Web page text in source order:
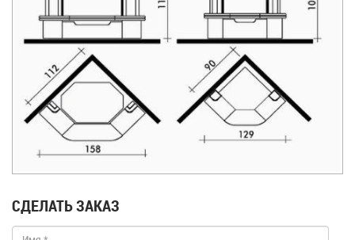
СДЕЛАТЬ ЗАКАЗ